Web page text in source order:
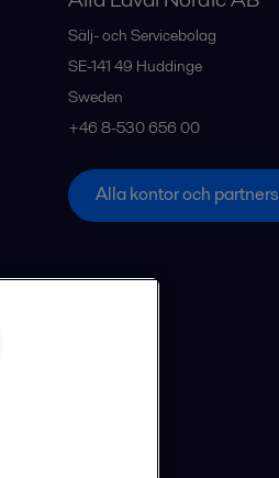
Sälj- och Servicebolag
SE-141 49 Huddinge
Sweden
+46 8-530 656 00
Alla kontor och partners